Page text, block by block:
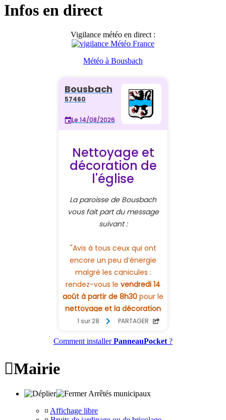
Infos en direct
Vigilance météo en direct :
Météo à Bousbach
Comment installerPanneauPocket ?
Mairie
Arrêtés municipaux
¤ Affichage libre